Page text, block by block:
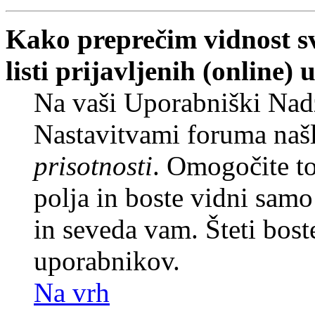
Kako preprečim vidnost
listi prijavljenih (online)
Na vaši Uporabniški
Nastavitvami foruma
prisotnosti. Omogočite
polja in boste vidni
in seveda vam. Šteti
uporabnikov.
Na vrh